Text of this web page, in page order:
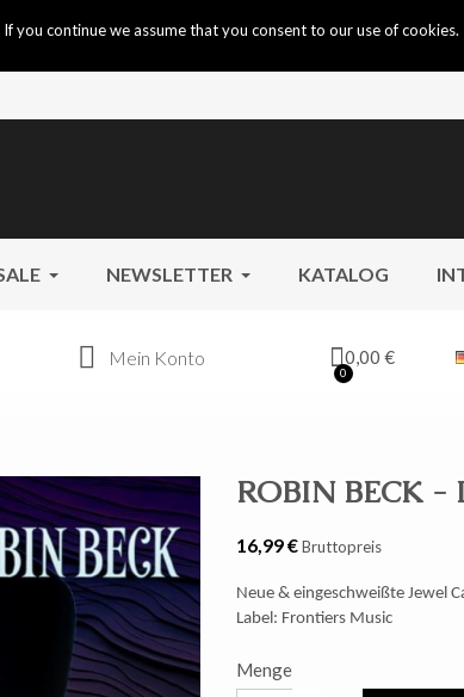
you continue we assume that you consent to our use of cookies.
NEWSLETTER KATALOG
Mein Konto 0,00 €
ROBIN BECK -
16,99 €Bruttopreis
Neue & eingeschweißte Jewel
Label: Frontiers Music
Menge